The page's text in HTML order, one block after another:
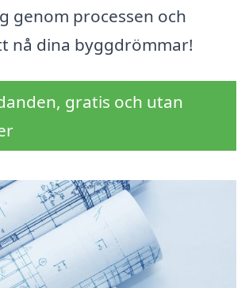
genom processen och
nå dina byggdrömmar!
gratis och utan